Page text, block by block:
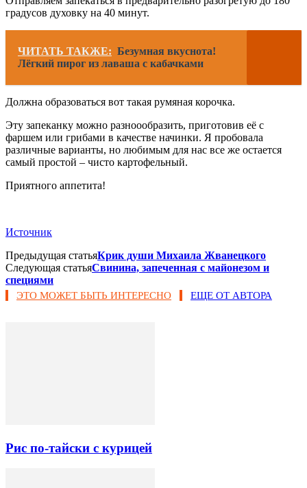
градусов духовку на 40 минут.
ЧИТАТЬ ТАКЖЕ: Безумная вкуснота!
Лёгкий пирог из лаваша с кабачками
Должна образоваться вот такая румяная корочка.
Эту запеканку можно разноообразить, приготовив её с
фаршем или грибами в качестве начинки. Я пробовала
различные варианты, но любимым для нас все же остается
самый простой – чисто картофельный.
Приятного аппетита!
Источник
Предыдущая статьяКрик души Михаила Жванецкого
Следующая статьяСвинина, запеченная с майонезом и
специями
ЭТО МОЖЕТ БЫТЬ ИНТЕРЕСНО ЕЩЕ ОТ АВТОРА
Рис по-тайски с курицей